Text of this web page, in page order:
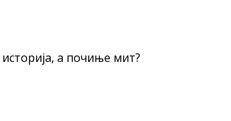
а почиње мит?